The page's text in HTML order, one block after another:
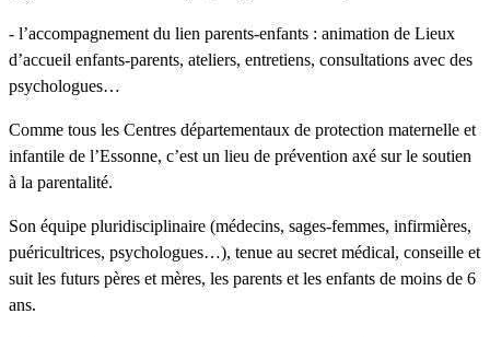
- l’accompagnement du lien parents-enfants : animation de Lieux
d’accueil enfants-parents, ateliers, entretiens, consultations avec des
psychologues…
Comme tous les Centres départementaux de protection maternelle et
infantile de l’Essonne, c’est un lieu de prévention axé sur le soutien
à la parentalité.
Son équipe pluridisciplinaire (médecins, sages-femmes, infirmières,
puéricultrices, psychologues…), tenue au secret médical, conseille et
suit les futurs pères et mères, les parents et les enfants de moins de 6
ans.